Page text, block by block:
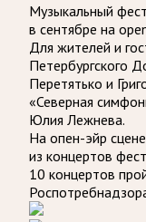
Музыкальный
в сентябре на
Для жителей и
Петербургского
Перетятько и
«Северная
Юлия Лежнева.
На опен-эйр
из концертов
10 концертов